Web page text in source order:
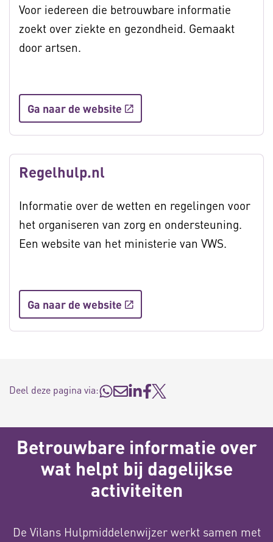
Voor iedereen die betrouwbare informatie
zoekt over ziekte en gezondheid. Gemaakt
door artsen.
Ga naar de website
Regelhulp.nl
Informatie over de wetten en regelingen voor
het organiseren van zorg en ondersteuning.
Een website van het ministerie van VWS.
Ga naar de website
Deel deze pagina via:
Betrouwbare informatie over
wat helpt bij dagelijkse
activiteiten
De Vilans Hulpmiddelenwijzer werkt samen met